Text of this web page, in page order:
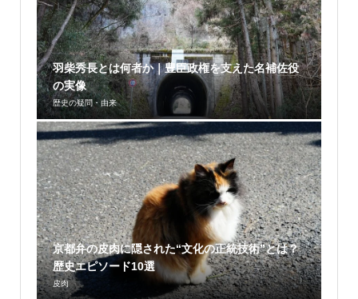
羽柴秀長とは何者か｜豊臣政権を支えた名補佐役
の実像
歴史の疑問・由来
京都弁の皮肉に隠された“文化の正統技術”とは？
歴史エピソード10選
皮肉